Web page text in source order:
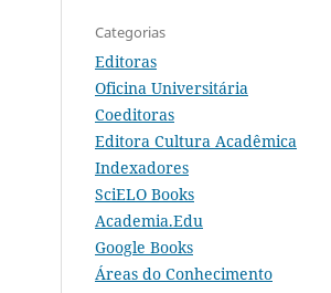
Categorias
Editoras
Oficina Universitária
Coeditoras
Editora Cultura Acadêmica
Indexadores
SciELO Books
Academia.Edu
Google Books
Áreas do Conhecimento